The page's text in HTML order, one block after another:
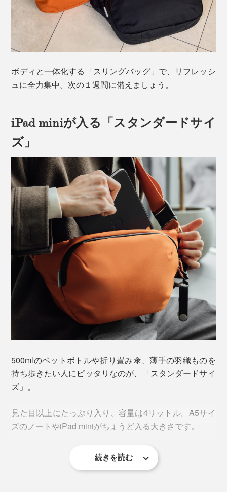
ボディと一体化する「スリングバッグ」で、リフレッシ
ュに全力集中。次の１週間に備えましょう。
iPad miniが入る「スタンダードサイ
ズ」
500mlのペットボトルや折り畳み傘、薄手の羽織ものを
持ち歩きたい人にピッタリなのが、「スタンダードサイ
ズ」。
見た目以上にたっぷり入り、容量は4リットル。A5サイ
ズのノートやiPad miniがちょうど入る大きさです。
続きを読む